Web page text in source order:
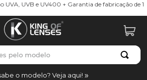
UVA, UVB e UV400 + Garantia de fabricação de 1
pelo modelo
o modelo? Veja aqui!